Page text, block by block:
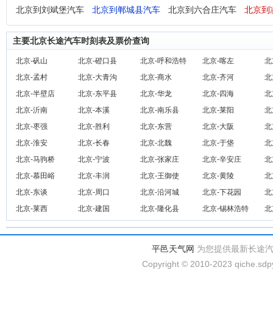
北京到刘斌堡汽车
北京到郸城县汽车 北京到六合庄汽车 北京到
主要北京长途汽车时刻表及票价查询
北京-矾山 北京-磴口县 北京-呼和浩特 北京-喀左
北京-孟村
北京-大青沟 北京-商水 北京-齐河
北京-半壁店
北京-东平县 北京-华龙 北京-四海
北京-沂南
北京-本溪 北京-南乐县 北京-莱阳
北京-枣强
北京-胜利 北京-东营 北京-大阪
北京-淮安
北京-长春 北京-北魏 北京-于垡
北京-马驹桥
北京-宁波 北京-张家庄 北京-辛安庄
北京-慕田峪
北京-丰润 北京-王御使 北京-黄陵
北京-东谈
北京-周口 北京-沿河城 北京-下花园
北京-莱西
北京-建国 北京-隆化县 北京-锡林浩特
平邑天气网 为您提供最新长途
Copyright © 2010-2023